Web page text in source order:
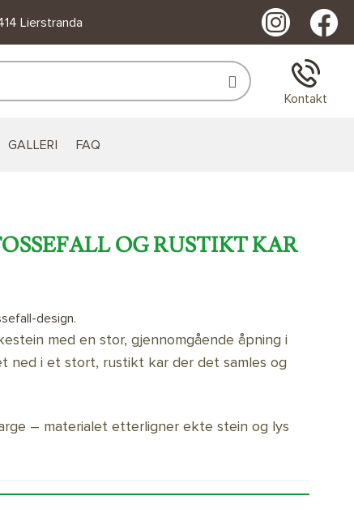
Lierstranda
Kontakt
GALLERI FAQ
OG RUSTIKT KAR
design.
med en stor, gjennomgående åpning i
ned i et stort, rustikt kar der det samles og
– materialet etterligner ekte stein og lys